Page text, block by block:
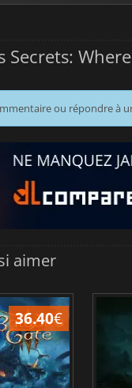
Secrets:
ou répondre à
aimer
36.40€